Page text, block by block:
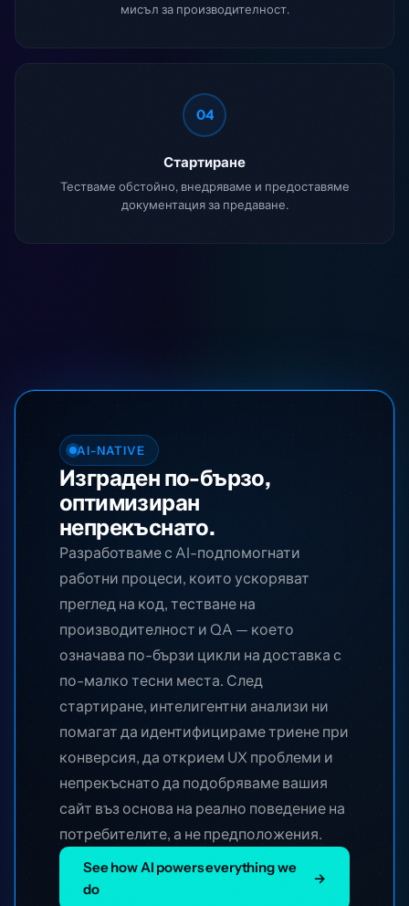
мисъл за производителност.
04
Стартиране
Тестваме обстойно, внедряваме и предоставяме
документация за предаване.
AI-NATIVE
Изграден по-бързо,
оптимизиран
непрекъснато.
Разработваме с AI-подпомогнати
работни процеси, които ускоряват
преглед на код, тестване на
производителност и QA — което
означава по-бързи цикли на доставка с
по-малко тесни места. След
стартиране, интелигентни анализи ни
помагат да идентифицираме триене при
конверсия, да открием UX проблеми и
непрекъснато да подобряваме вашия
сайт въз основа на реално поведение на
потребителите, а не предположения.
See how AI powers everything we
do
→